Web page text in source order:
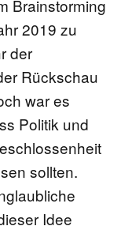
Brainstorming
2019 zu
der
Rückschau
war es
Politik und
sollten.
Idee